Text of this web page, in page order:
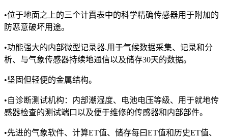
•位于地面之上的三个计霣表中的科学精确传感器用于附加的
防恶意破坏用途。
•功能强大的内部微型记录器.用于气候数据采集、记录和分
析、与气象传感器持续地通信以及储存30天的数据。
•坚固但轻便的金属结构。
•自诊断测试机构：内部潮湿度、电池电压等级、用于就地传
感器检查的测试端口以及便于维修的传感器和内部部件。
•先进的气象软件、计算ET值、储存每曰ET值和历史ET值、